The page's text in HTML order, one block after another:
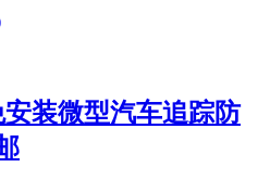
装微型汽车追踪防